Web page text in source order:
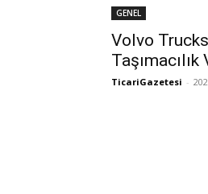
GENEL
Volvo
TicariGazetesi -